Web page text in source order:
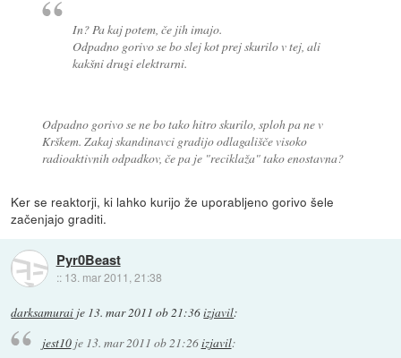
In? Pa kaj potem, če jih imajo.
Odpadno gorivo se bo slej kot prej skurilo v tej, ali
kakšni drugi elektrarni.
Odpadno gorivo se ne bo tako hitro skurilo, sploh pa ne v
Krškem. Zakaj skandinavci gradijo odlagališče visoko
radioaktivnih odpadkov, če pa je "reciklaža" tako enostavna?
Ker se reaktorji, ki lahko kurijo že uporabljeno gorivo šele
začenjajo graditi.
Pyr0Beast
:: 13. mar 2011, 21:38
darksamurai je 13. mar 2011 ob 21:36izjavil:
jest10je 13. mar 2011 ob 21:26izjavil: